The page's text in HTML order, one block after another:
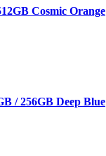
Cosmic Orange
/ 256GB Deep Blue